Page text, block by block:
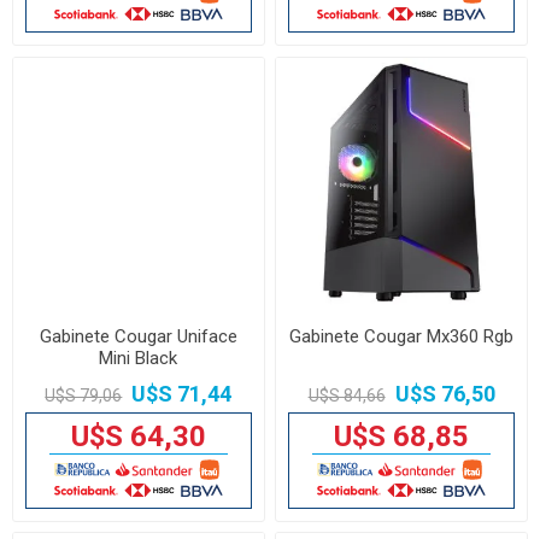
Gabinete Cougar Uniface
Mini Black
U$S 79,06 U$S 71,44
U$S 64,30
Gabinete Cougar Mx360 Rgb
U$S 84,66 U$S 76,50
U$S 68,85